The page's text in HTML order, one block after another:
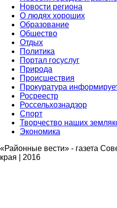
Новости региона
О людях хороших
Образование
Общество
Отдых
Политика
Портал госуслуг
Природа
Происшествия
Прокуратура
Росреестр
Россельхознадзор
Спорт
Творчество наших
Экономика
«Районные вести» - газета
края | 2016